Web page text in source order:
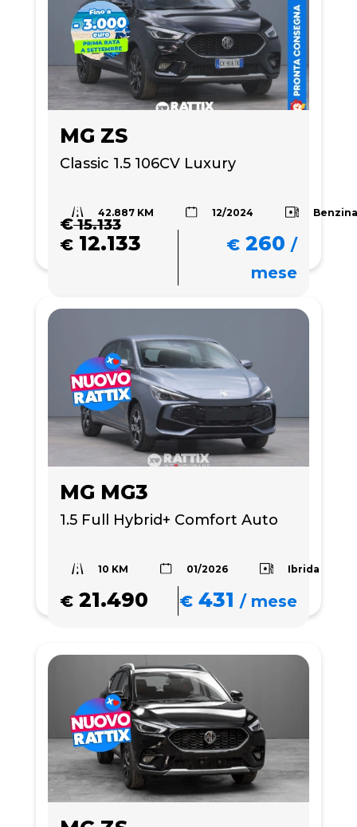
MG ZS
Classic 1.5 106CV Luxury
42.887 KM 12/2024
€15.133
€ 12.133 € 260 /
mese
MG MG3
1.5 Full Hybrid+ Comfort Auto
10 KM 01/2026 Ibrida
€ 21.490 € 431 /mese